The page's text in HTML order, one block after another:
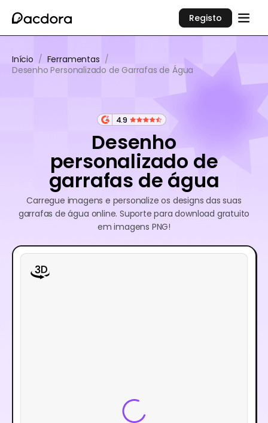
Registo
Início / Ferramentas /
Desenho Personalizado de Garrafas de Água
4.9
Desenho
personalizado de
garrafas de água
Carregue imagens e personalize os designs das suas
garrafas de água online. Suporte para download gratuito
em imagens PNG!